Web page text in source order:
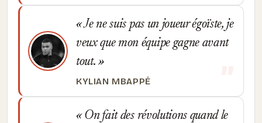
Je ne suis pas un joueur égoïste, je
veux que mon équipe gagne avant
tout.
KYLIAN MBAPPÉ
On fait des révolutions quand le